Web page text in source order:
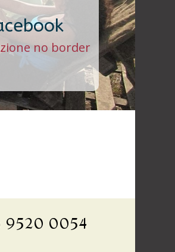
no border
9520 0054